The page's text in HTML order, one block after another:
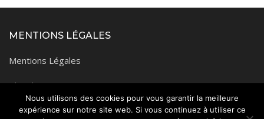
MENTIONS LÉGALES
Mentions Légales
Plan du site
Nous utilisons des cookies pour vous garantir la meilleure
expérience sur notre site web. Si vous continuez à utiliser ce